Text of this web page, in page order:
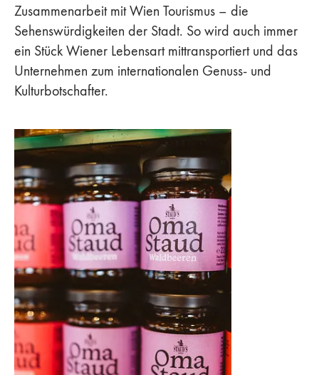
Zusammenarbeit mit Wien Tourismus – die
Sehenswürdigkeiten der Stadt. So wird auch immer
ein Stück Wiener Lebensart mittransportiert und das
Unternehmen zum internationalen Genuss- und
Kulturbotschafter.